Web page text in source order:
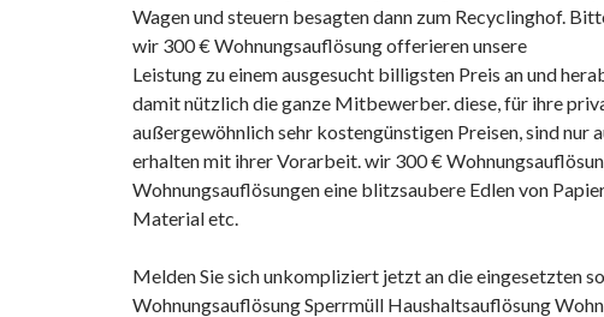
Wagen und steuern besagten dann zum Recyclinghof.
wir 300 € Wohnungsauflösung offerieren unsere
Leistung zu einem ausgesucht billigsten Preis an und
damit nützlich die ganze Mitbewerber. diese, für ihre
außergewöhnlich sehr kostengünstigen Preisen, sind nur
erhalten mit ihrer Vorarbeit. wir 300 €
Wohnungsauflösungen eine blitzsaubere Edlen von
Material etc.
Melden Sie sich unkompliziert jetzt an die eingesetzten
Wohnungsauflösung Sperrmüll Haushaltsauflösung